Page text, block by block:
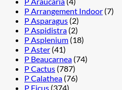
P Arrangement Indoor (7)
P Asparagus (2)
P Aspidistra (2)
P Asplenium (18)
P Aster (41)
P Beaucarnea (74)
P Cactus (787)
P Calathea (76)
P Ficus (374)